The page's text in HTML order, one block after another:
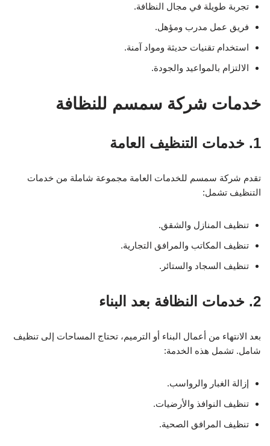
تجربة طويلة في مجال النظافة.
فريق عمل مدرب ومؤهل.
استخدام تقنيات حديثة ومواد آمنة.
الالتزام بالمواعيد والجودة.
خدمات شركة سمسم للنظافة
1. خدمات التنظيف العامة
تقدم شركة سمسم للخدمات العامة مجموعة شاملة من خدمات
التنظيف تشمل:
تنظيف المنازل والشقق.
تنظيف المكاتب والمرافق التجارية.
تنظيف السجاد والستائر.
2. خدمات النظافة بعد البناء
بعد الانتهاء من أعمال البناء أو الترميم، تحتاج المساحات إلى تنظيف
شامل. تشمل هذه الخدمة:
إزالة الغبار والرواسب.
تنظيف النوافذ والأرضيات.
تنظيف المرافق الصحية.